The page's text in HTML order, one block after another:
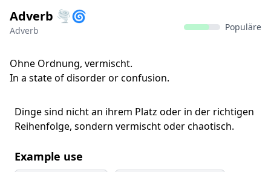
Adverb 🌪️🌀
Adverb Populäre
Ohne Ordnung, vermischt.
In a state of disorder or confusion.
Dinge sind nicht an ihrem Platz oder in der richtigen
Reihenfolge, sondern vermischt oder chaotisch.
Example use